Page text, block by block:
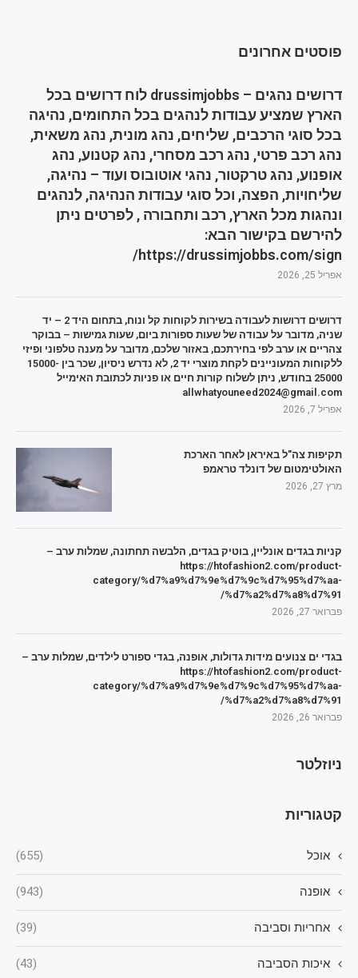
פוסטים אחרונים
דרושים נהגים – drussimjobbs לוח דרושים בכל
הארץ שמציע עבודות לנהגים בכל התחומים, נהיגה
בכל סוגי הרכבים, שליחים, נהג מונית, נהג משאית,
נהג רכב פרטי, נהג רכב מסחרי, נהג קטנוע, נהג
אופנוע, נהג טרקטור, נהגי אוטובוס ועוד – נהיגה,
שליחויות, הפצה, וכל סוגי עבודות הנהיגה, לנהגים
ונהגות מכל הארץ, רכב ותחבורה , לפרטים ניתן
להירשם בקישור הבא:
https://drussimjobbs.com/sign/
אפריל 25, 2026
דרושים דרושות לעבודה בשירות לקוחות קל ונוח, בתחום היד 2 – יד
שניה, מדובר על עבודה של שעות ספורות ביום, שעות גמישות – בבוקר
צהריים או ערב לפי בחירתכם, באזור שלכם, מדובר על מענה טלפוני ופיזי
ללקוחות המעוניינים לקחת מוצרי יד 2, לא נדרש ניסיון, שכר בין 15000-
25000 בחודש, ניתן לשלוח קורות חיים או פניות לכתובת האימייל
allwhatyouneed2024@gmail.com
אפריל 7, 2026
תקיפות צה"ל באיראן לאחר הארכת
האולטימטום של דונלד טראמפ
מרץ 27, 2026
קניות בגדים אונליין, בוטיק בגדים, הלבשה תחתונה, שמלות ערב –
https://htofashion2.com/product-
category/%d7%a9%d7%9e%d7%9c%d7%95%d7%aa-
%d7%a2%d7%a8%d7%91/
פברואר 27, 2026
בגדי ים צנועים מידות גדולות, אופנה, בגדי ספורט לילדים, שמלות ערב –
https://htofashion2.com/product-
category/%d7%a9%d7%9e%d7%9c%d7%95%d7%aa-
%d7%a2%d7%a8%d7%91/
פברואר 26, 2026
ניוזלטר
קטגוריות
אוכל (655)
אופנה (943)
אחריות וסביבה (39)
איכות הסביבה (43)